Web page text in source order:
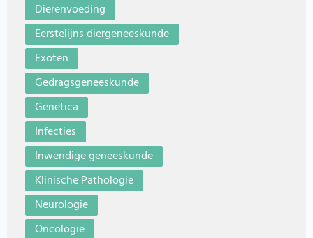
Dierenvoeding
Eerstelijns diergeneeskunde
Exoten
Gedragsgeneeskunde
Genetica
Infecties
Inwendige geneeskunde
Klinische Pathologie
Neurologie
Oncologie